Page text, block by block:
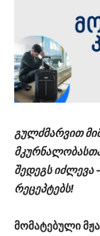
გულძმარვით
შედეგს იძლევა
რეცეპტებს!
მომატებული